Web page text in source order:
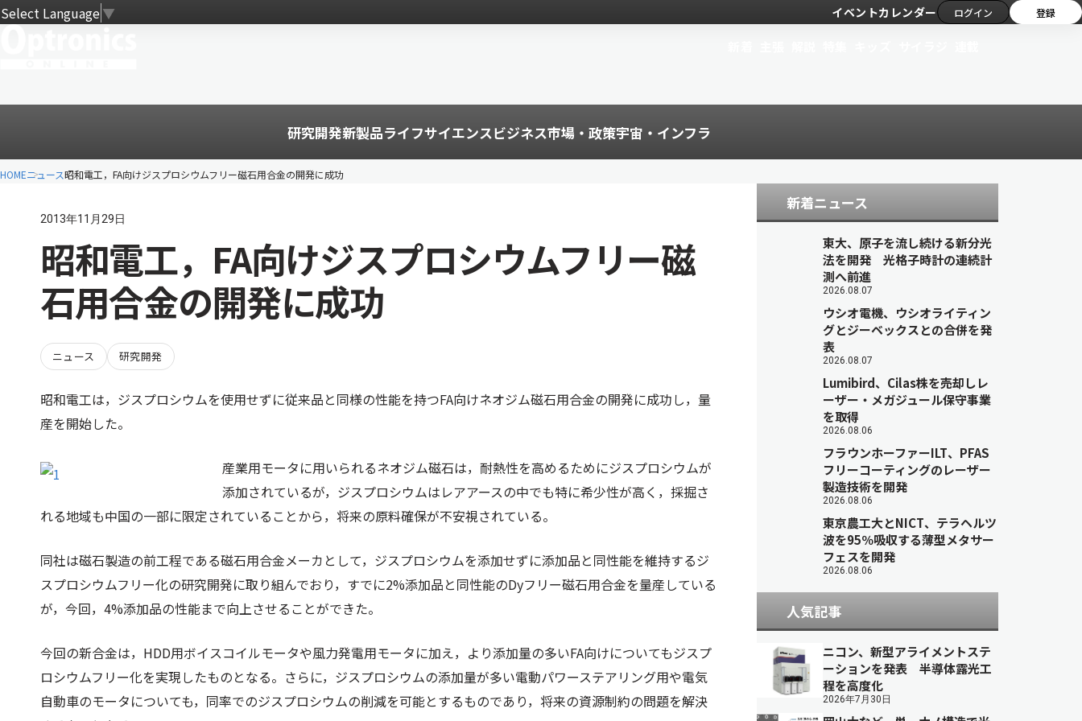
Select Language▼ イベントカレンダー ログイン 登録
研究開発新製品ライフサイエンスビジネス市場・政策宇宙・インフラ
HOMEニュース昭和電工，FA向けジスプロシウムフリー磁石用合金の開発に成功
2013年11月29日
昭和電工，FA向けジスプロシウムフリー磁
石用合金の開発に成功
ニュース 研究開発
昭和電工は，ジスプロシウムを使用せずに従来品と同様の性能を持つFA向けネオジム磁石用合金の開発に成功し，量
産を開始した。
産業用モータに用いられるネオジム磁石は，耐熱性を高めるためにジスプロシウムが
添加されているが，ジスプロシウムはレアアースの中でも特に希少性が高く，採掘さ
れる地域も中国の一部に限定されていることから，将来の原料確保が不安視されている。
同社は磁石製造の前工程である磁石用合金メーカとして，ジスプロシウムを添加せずに添加品と同性能を維持するジ
スプロシウムフリー化の研究開発に取り組んでおり，すでに2%添加品と同性能のDyフリー磁石用合金を量産している
が，今回，4%添加品の性能まで向上させることができた。
今回の新合金は，HDD用ボイスコイルモータや風力発電用モータに加え，より添加量の多いFA向けについてもジスプ
ロシウムフリー化を実現したものとなる。さらに，ジスプロシウムの添加量が多い電動パワーステアリング用や電気
自動車のモータについても，同率でのジスプロシウムの削減を可能とするものであり，将来の資源制約の問題を解決
新着ニュース
東大、原子を流し続ける新分光
法を開発 光格子時計の連続計
測へ前進
2026.08.07
ウシオ電機、ウシオライティン
グとジーベックスとの合併を発
表
2026.08.07
Lumibird、Cilas株を売却しレ
ーザー・メガジュール保守事業
を取得
2026.08.06
フラウンホーファーILT、PFAS
フリーコーティングのレーザー
製造技術を開発
2026.08.06
東京農工大とNICT、テラヘルツ
波を95％吸収する薄型メタサー
フェスを開発
2026.08.06
人気記事
ニコン、新型アライメントステ
ーションを発表 半導体露光工
程を高度化
2026年7月30日